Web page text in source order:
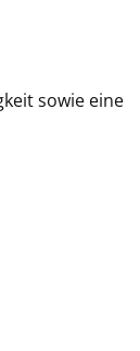
sowie eine